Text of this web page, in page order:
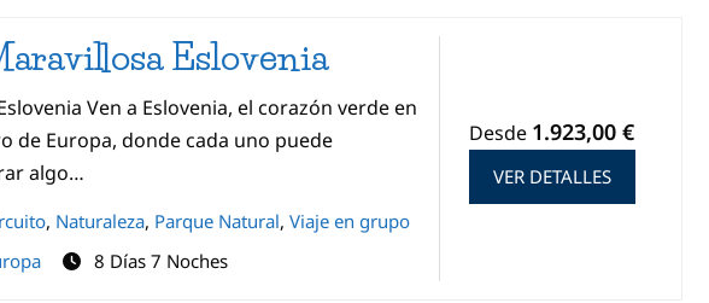
Eslovenia
Ven a Eslovenia, el corazón verde en
de Europa, donde cada uno puede
algo…
, Naturaleza, Parque Natural, Viaje en grupo
8 Días 7 Noches
Desde 1.923,00 €
VER DETALLES